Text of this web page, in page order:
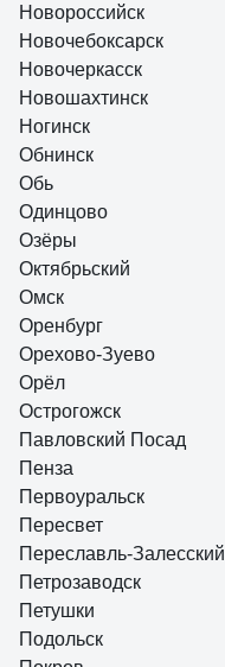
Новороссийск
Новочебоксарск
Новочеркасск
Новошахтинск
Ногинск
Обнинск
Обь
Одинцово
Озёры
Октябрьский
Омск
Оренбург
Орехово-Зуево
Орёл
Острогожск
Павловский Посад
Пенза
Первоуральск
Пересвет
Переславль-Залесский
Петрозаводск
Петушки
Подольск